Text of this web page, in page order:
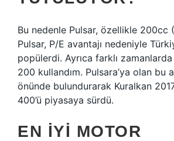
Bu nedenle Pulsar, özellikle 200cc
Pulsar, P/E avantajı nedeniyle
popülerdi. Ayrıca farklı
200 kullandım. Pulsara’ya olan bu
önünde bulundurarak Kuralkan
400’ü piyasaya sürdü.
EN IYI MOTOR